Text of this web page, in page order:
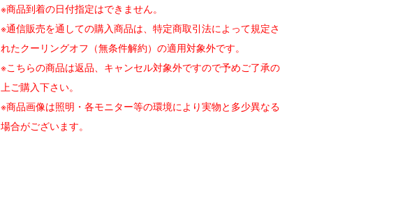
※商品到着の日付指定はできません。
※通信販売を通しての購入商品は、特定商取引法によって規定さ
れたクーリングオフ（無条件解約）の適用対象外です。
※こちらの商品は返品、キャンセル対象外ですので予めご了承の
上ご購入下さい。
※商品画像は照明・各モニター等の環境により実物と多少異なる
場合がございます。